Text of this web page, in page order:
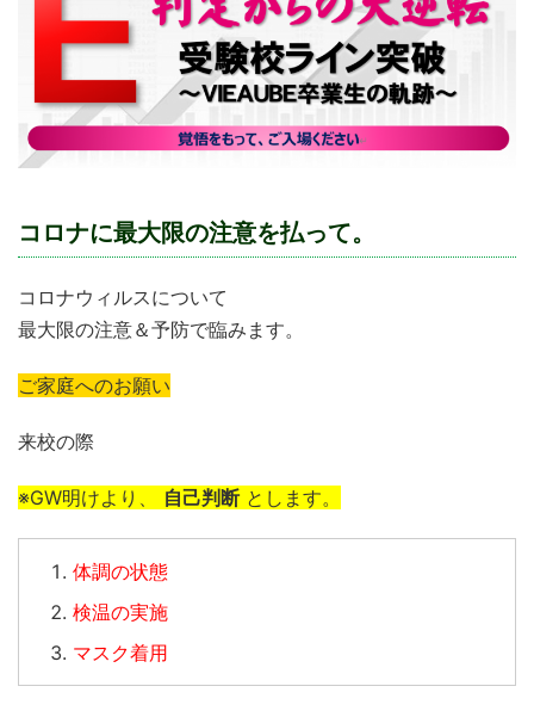
コロナに最大限の注意を払って。
コロナウィルスについて
最大限の注意＆予防で臨みます。
ご家庭へのお願い
来校の際
※GW明けより、 自己判断 とします。
体調の状態
検温の実施
マスク着用